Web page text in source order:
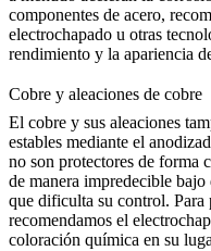
componentes de acero,
electrochapado u otras
rendimiento y la apariencia
Cobre y aleaciones de cobre
El cobre y sus aleaciones
estables mediante el
no son protectores de forma
de manera impredecible
que dificulta su control. Para
recomendamos el
coloración química en su